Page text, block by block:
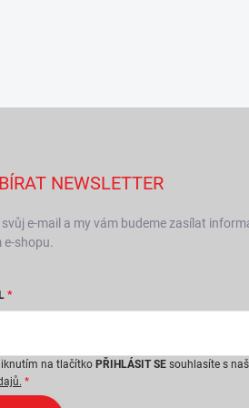
NEWSLETTER
e-mail a my vám budeme zasílat
e-shopu.
na tlačítko PŘIHLÁSIT SE souhlasíte s